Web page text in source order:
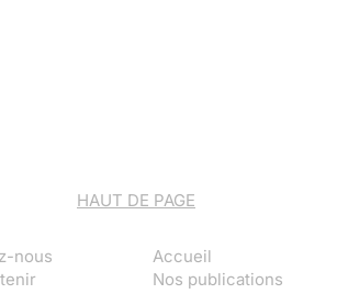
HAUT DE PAGE
nous
Accueil
Nos publications